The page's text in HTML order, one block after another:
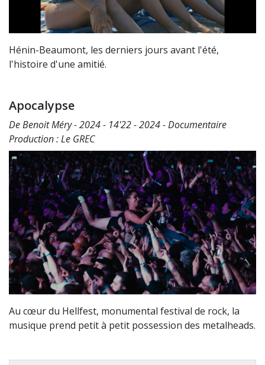
Hénin-Beaumont, les derniers jours avant l'été,
l'histoire d'une amitié.
Apocalypse
De Benoit Méry - 2024 - 14'22 - 2024 - Documentaire
Production : Le GREC
Au cœur du Hellfest, monumental festival de rock, la
musique prend petit à petit possession des metalheads.